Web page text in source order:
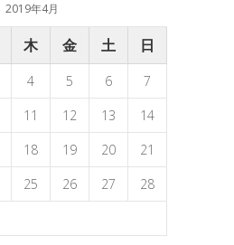
2019年4月
木 金 土 日
4 5 6
7
11 12 13
14
18 19 20
21
25 26 27
28